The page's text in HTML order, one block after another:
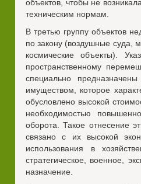
объектов, чтобы не
техническим нормам.
В третью группу объектов
по закону (воздушные суда,
космические объекты).
пространственному
специально
имуществом, которое
обусловлено высокой
необходимостью
оборота. Такое отнесение
связано с их высокой
использования в
стратегическое, военное,
назначение.